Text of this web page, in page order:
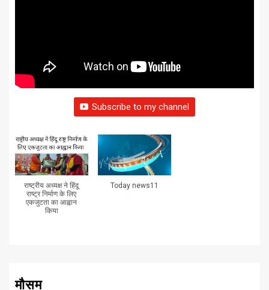
Subscribe to my channel
राष्ट्रीय अध्यक्ष ने हिंदू
राष्ट्र निर्माण के लिए
एकजुटता का आह्वान
किया
Today news11
मौसम